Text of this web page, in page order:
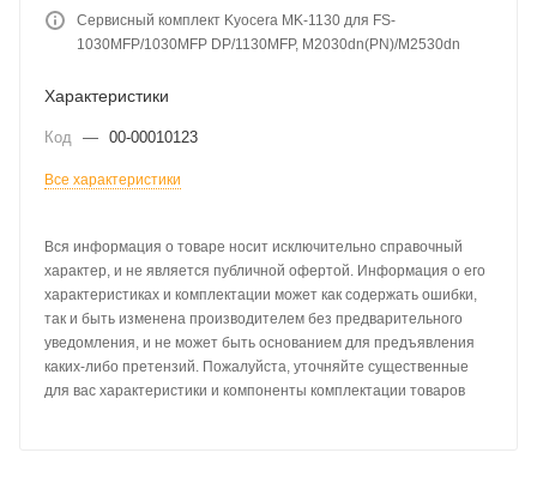
Сервисный комплект Kyocera MK-1130 для FS-
1030MFP/1030MFP DP/1130MFP, M2030dn(PN)/M2530dn
Характеристики
Код — 00-00010123
Все характеристики
Вся информация о товаре носит исключительно справочный
характер, и не является публичной офертой. Информация о его
характеристиках и комплектации может как содержать ошибки,
так и быть изменена производителем без предварительного
уведомления, и не может быть основанием для предъявления
каких-либо претензий. Пожалуйста, уточняйте существенные
для вас характеристики и компоненты комплектации товаров